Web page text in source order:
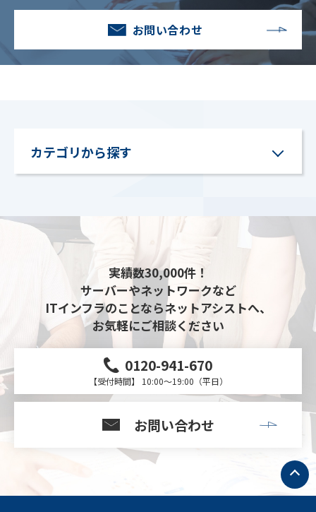
お問い合わせ
カテゴリから探す
実績数30,000件！
サーバーやネットワークなど
ITインフラのことならネットアシストへ、
お気軽にご相談ください
0120-941-670
【受付時間】 10:00～19:00（平日）
お問い合わせ
ト
ッ
プ
へ